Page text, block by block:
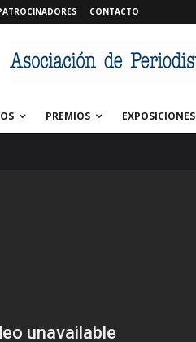
CONTACTO
PREMIOS EXPOSICIONES